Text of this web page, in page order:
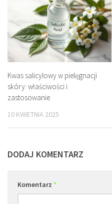
Kwas salicylowy w pielęgnacji
skóry: właściwości i
zastosowanie
10 KWIETNIA 2025
DODAJ KOMENTARZ
Komentarz *